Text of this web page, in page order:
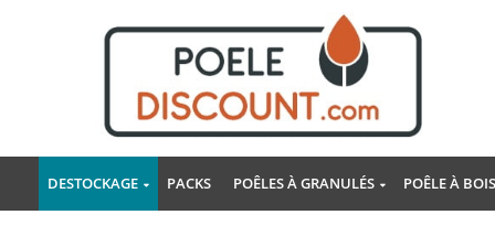
DESTOCKAGE PACKS POÊLES À GRANULÉS POÊLE À BOIS